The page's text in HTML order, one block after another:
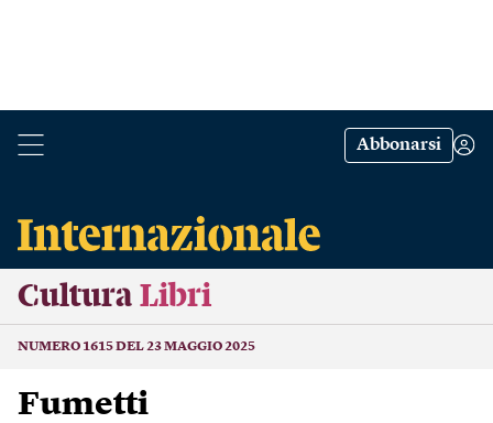
Abbonarsi
Cultura Libri
NUMERO 1615 DEL 23 MAGGIO 2025
Fumetti